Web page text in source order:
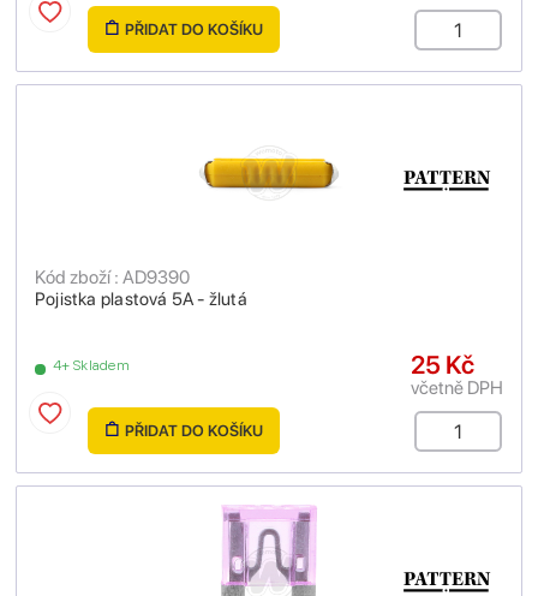
PŘIDAT DO KOŠÍKU
Pojistka plastová 5A - žlutá
Kód zboží : AD9390
4+ Skladem 25 Kč
včetně DPH
PŘIDAT DO KOŠÍKU